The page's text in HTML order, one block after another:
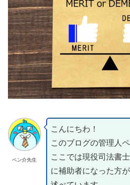
ペン介先生
こんにちわ！
このブログの管理人
ここでは現役司法書
に補助者になった方